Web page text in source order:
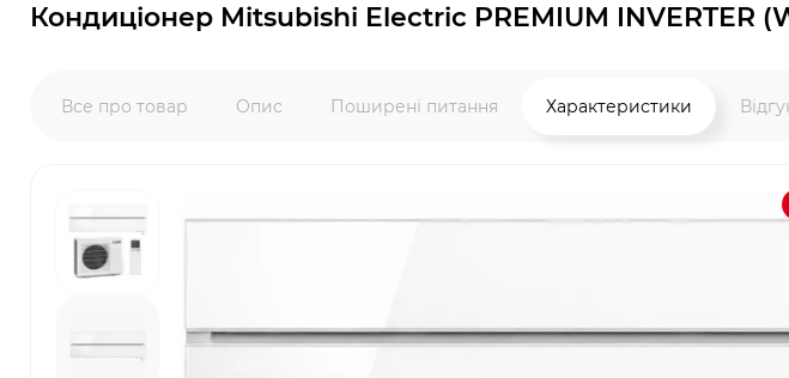
Кондиціонер Mitsubishi Electric PREMIUM INVERTER
Все про товар Опис Поширені питання Характеристики